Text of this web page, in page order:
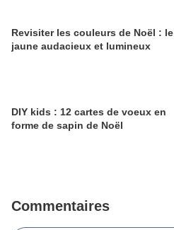
Revisiter les couleurs de Noël : le
jaune audacieux et lumineux
DIY kids : 12 cartes de voeux en
forme de sapin de Noël
Commentaires